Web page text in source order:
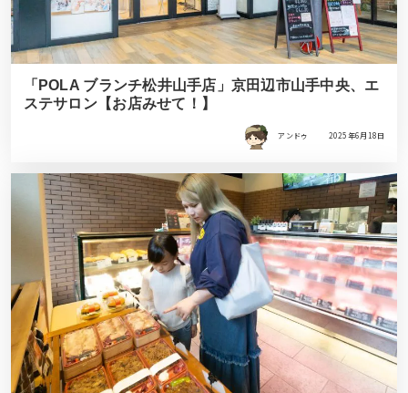
「POLA ブランチ松井山手店」京田辺市山手中央、エ
ステサロン【お店みせて！】
アンドゥ 2025年6月18日